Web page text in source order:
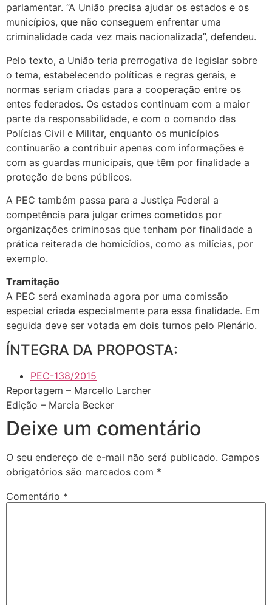
parlamentar. “A União precisa ajudar os estados e os
municípios, que não conseguem enfrentar uma
criminalidade cada vez mais nacionalizada”, defendeu.
Pelo texto, a União teria prerrogativa de legislar sobre
o tema, estabelecendo políticas e regras gerais, e
normas seriam criadas para a cooperação entre os
entes federados. Os estados continuam com a maior
parte da responsabilidade, e com o comando das
Polícias Civil e Militar, enquanto os municípios
continuarão a contribuir apenas com informações e
com as guardas municipais, que têm por finalidade a
proteção de bens públicos.
A PEC também passa para a Justiça Federal a
competência para julgar crimes cometidos por
organizações criminosas que tenham por finalidade a
prática reiterada de homicídios, como as milícias, por
exemplo.
Tramitação
A PEC será examinada agora por uma comissão
especial criada especialmente para essa finalidade. Em
seguida deve ser votada em dois turnos pelo Plenário.
ÍNTEGRA DA PROPOSTA:
PEC-138/2015
Reportagem – Marcello Larcher
Edição – Marcia Becker
Deixe um comentário
O seu endereço de e-mail não será publicado. Campos
obrigatórios são marcados com *
Comentário *